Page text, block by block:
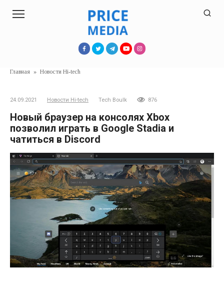
Главная » Новости Hi-tech
24.09.2021 Новости Hi-tech Tech Boulk 876
Новый браузер на консолях Xbox
позволил играть в Google Stadia и
чатиться в Discord